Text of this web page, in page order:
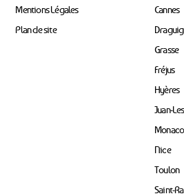
Mentions Légales
Plan de site
Cannes
Grasse
Fréjus
Hyères
Juan-
Monaco
Nice
Toulon
Saint-